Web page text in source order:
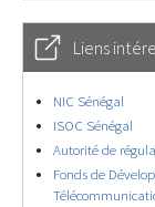
Liens
NIC Sénégal
ISOC Sénégal
Autorité de
Fonds de